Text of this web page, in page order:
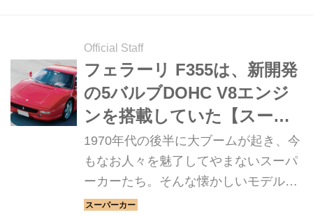
Official Staff
フェラーリ F355は、新開発
の5バルブDOHC V8エンジ
ンを搭載していた【スーパ
ーカークロニクル／040】
1970年代の後半に大ブームが起き、今
もなお人々を魅了してやまないスーパ
ーカーたち。そんな懐かしいモデルか
ら現代のハイパースポーツまでを紹介